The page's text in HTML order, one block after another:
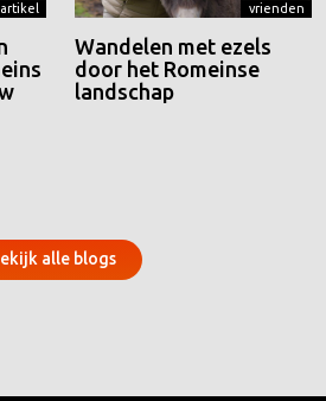
artikel vrienden
Wandelen met ezels
door het Romeinse
landschap
alle blogs